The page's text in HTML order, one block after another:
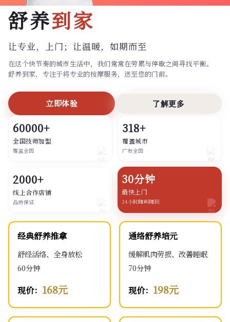
预约技师
舒养到家
让专业，上门； 让温暖，如期而至
在这个快节奏的城市生活中，我们常常在劳累与停歇之间寻找平衡。
舒养到家，专注于将专业的按摩服务，送至您的门前。
立即体验 了解更多
60000+
全国技师加盟
覆盖全国
318+
覆盖城市
广布全国
2000+
线上合作店铺
品质保证
30分钟
最快上门
24小时随叫随到
经典舒养推拿
舒经活络、全身放松
60分钟
现价： 168元
通络舒养培元
缓解肌肉劳损、改善睡眠
70分钟
现价： 198元